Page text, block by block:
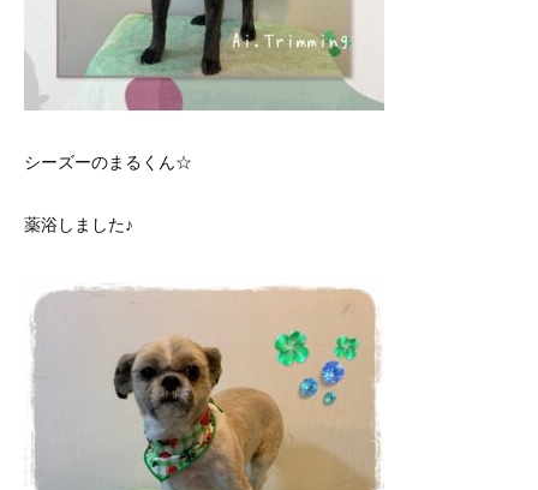
シーズーのまるくん☆
薬浴しました♪